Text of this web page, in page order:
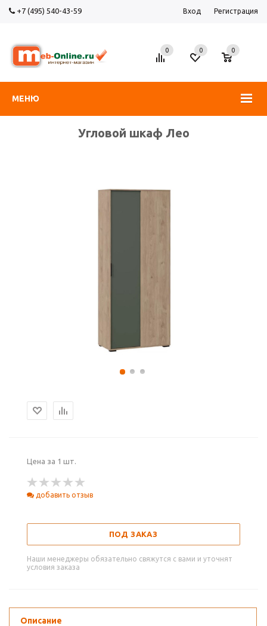
+7 (495) 540-43-59 Вход Регистрация
МЕНЮ
0 0
0
Угловой шкаф Лео
Цена за 1 шт.
добавить отзыв
ПОД ЗАКАЗ
Наши менеджеры обязательно свяжутся с вами и уточнят
условия заказа
Описание